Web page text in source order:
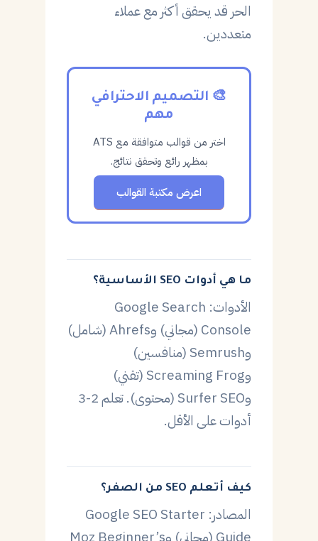
الحر قد يحقق أكثر مع عملاء
متعددين.
🎨 التصميم الاحترافي
مهم
اختر من قوالب متوافقة مع ATS
بمظهر رائع وتحقق نتائج.
اعرض مكتبة القوالب
ما هي أدوات SEO الأساسية؟
الأدوات: Google Search
Console (مجاني) وAhrefs (شامل)
وSemrush (منافسين)
وScreaming Frog (تقني)
وSurfer SEO (محتوى). تعلم 2-3
أدوات على الأقل.
كيف أتعلم SEO من الصفر؟
المصادر: Google SEO Starter